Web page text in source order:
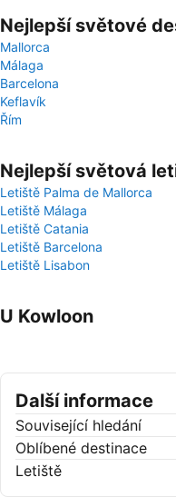
Nejlepší světové
Mallorca
Málaga
Barcelona
Keflavík
Řím
Nejlepší světová
Letiště Palma de Mallorca
Letiště Málaga
Letiště Catania
Letiště Barcelona
Letiště Lisabon
U Kowloon
Další informace
Související hledání
Oblíbené destinace
Letiště